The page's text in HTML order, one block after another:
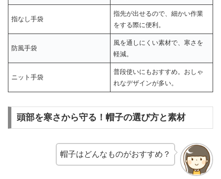
指なし手袋
指先が出せるので、細かい作業
をする際に便利。
防風手袋
風を通しにくい素材で、寒さを
軽減。
ニット手袋
普段使いにもおすすめ。おしゃ
れなデザインが多い。
頭部を寒さから守る！帽子の選び方と素材
帽子はどんなものがおすすめ？